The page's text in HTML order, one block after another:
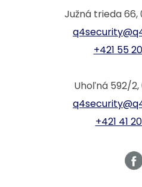
Južná trieda 66,
+421 55
Uhoľná 592/2,
+421 41